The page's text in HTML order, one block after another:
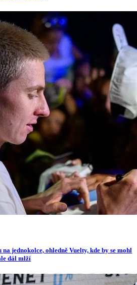
jednokolce, ohledně Vuelty, kde by se mohl
dál mlží